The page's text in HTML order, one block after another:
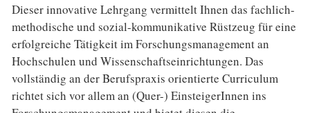
Dieser innovative Lehrgang vermittelt Ihnen das fachlich-
methodische und sozial-kommunikative Rüstzeug für eine
erfolgreiche Tätigkeit im Forschungsmanagement an
Hochschulen und Wissenschaftseinrichtungen. Das
vollständig an der Berufspraxis orientierte Curriculum
richtet sich vor allem an (Quer-) EinsteigerInnen ins